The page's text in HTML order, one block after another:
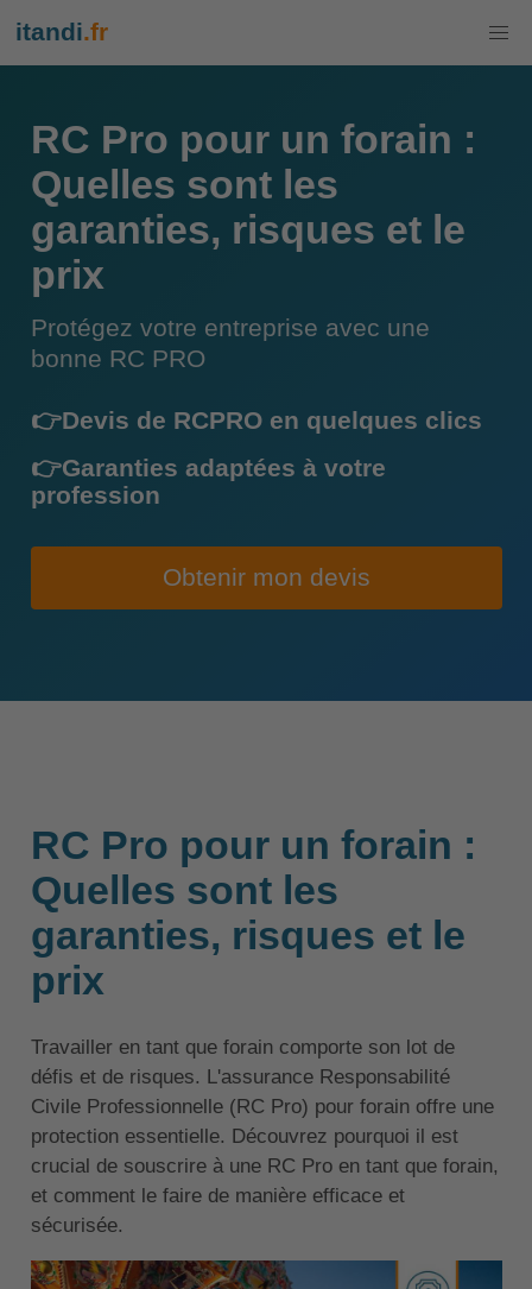
itandi.fr
RC Pro pour un forain :
Quelles sont les
garanties, risques et le
prix
Protégez votre entreprise avec une
bonne RC PRO
👉Devis de RCPRO en quelques clics
👉Garanties adaptées à votre
profession
Obtenir mon devis
RC Pro pour un forain :
Quelles sont les
garanties, risques et le
prix
Travailler en tant que forain comporte son lot de
défis et de risques. L'assurance Responsabilité
Civile Professionnelle (RC Pro) pour forain offre une
protection essentielle. Découvrez pourquoi il est
crucial de souscrire à une RC Pro en tant que forain,
et comment le faire de manière efficace et
sécurisée.